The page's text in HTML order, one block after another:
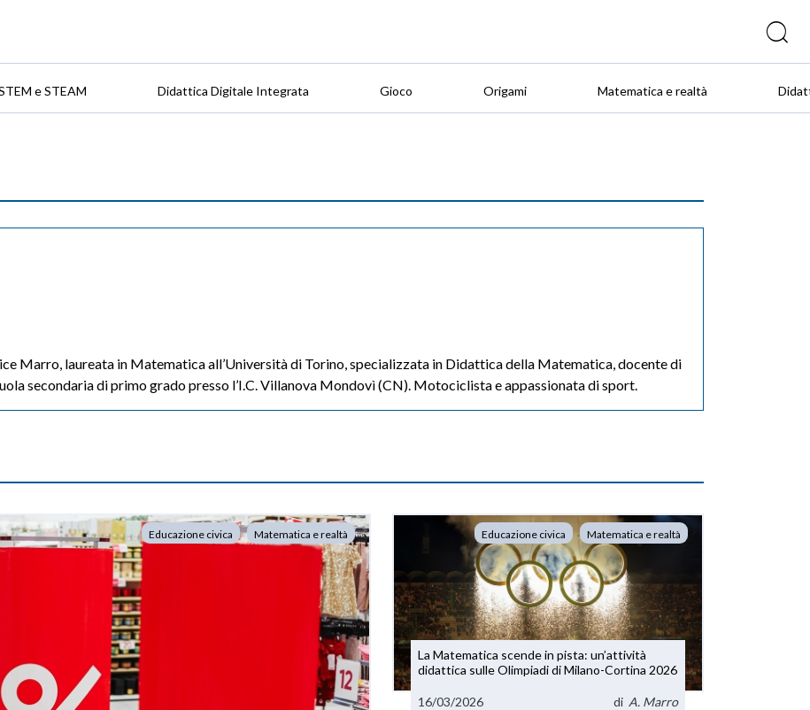
e STEAM Didattica Digitale Integrata Gioco Origami Matematica e realtà
Marro, laureata in Matematica all’Università di Torino, specializzata in Didattica della Matematica, docente di
secondaria di primo grado presso l’I.C. Villanova Mondovì (CN). Motociclista e appassionata di sport.
Educazione civica Matematica e realtà Educazione civica Matematica e realtà
La Matematica scende in pista: un’attività
didattica sulle Olimpiadi di Milano-Cortina 2026
16/03/2026 di A. Marro